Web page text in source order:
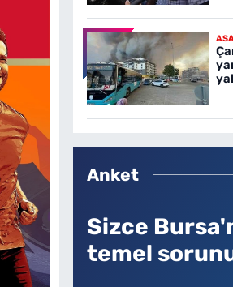
Anket
Sizce
temel